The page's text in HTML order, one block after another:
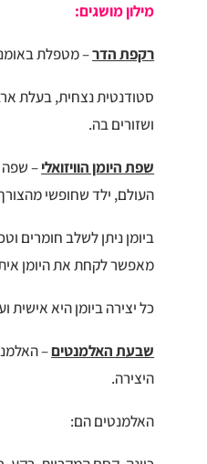
מילון מושגים:
רקפת הדר– מטפלת
סטודנטית נצחית, בעלת
ושזורים בה.
שפת היומן הוויזואלי– שפה
העולם, ילד שחופשי
ביומן ניתן לשלב חומרים
מאפשר לקחת את היומן
כל יצירה ביומן היא
שבעת האלמנטים–
היצירה.
האלמנטים הם: